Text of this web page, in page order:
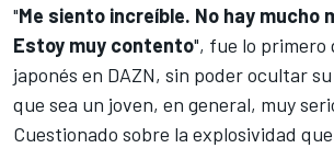
"Me siento increíble. No hay mucho
Estoy muy contento", fue lo primero
japonés en DAZN, sin poder ocultar
que sea un joven, en general, muy
Cuestionado sobre la explosividad